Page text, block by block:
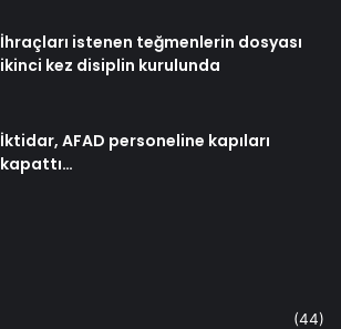
İhraçları istenen teğmenlerin dosyası
ikinci kez disiplin kurulunda
İktidar, AFAD personeline kapıları
kapattı…
(44)